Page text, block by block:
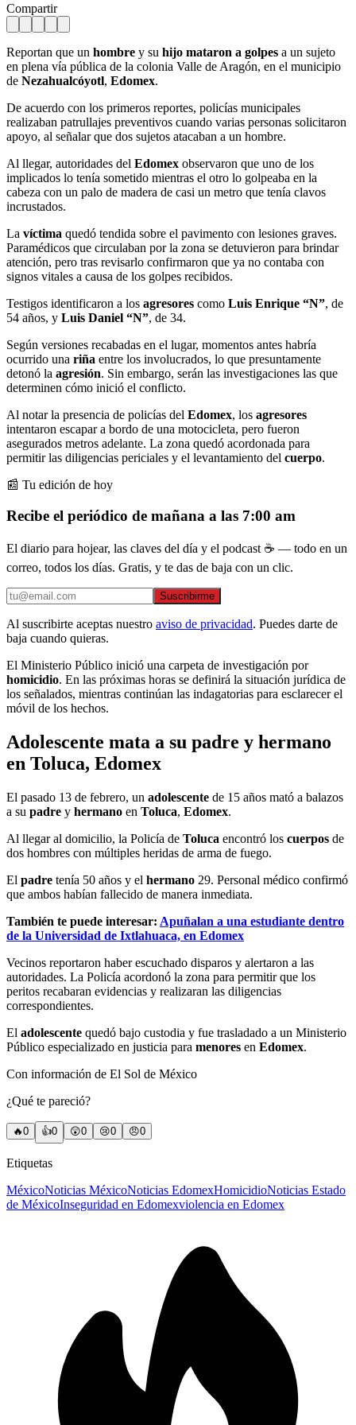
Compartir
Reportan que un hombre y su hijo mataron a golpes a un sujeto
en plena vía pública de la colonia Valle de Aragón, en el municipio
de Nezahualcóyotl, Edomex.
De acuerdo con los primeros reportes, policías municipales
realizaban patrullajes preventivos cuando varias personas solicitaron
apoyo, al señalar que dos sujetos atacaban a un hombre.
Al llegar, autoridades del Edomex observaron que uno de los
implicados lo tenía sometido mientras el otro lo golpeaba en la
cabeza con un palo de madera de casi un metro que tenía clavos
incrustados.
La víctima quedó tendida sobre el pavimento con lesiones graves.
Paramédicos que circulaban por la zona se detuvieron para brindar
atención, pero tras revisarlo confirmaron que ya no contaba con
signos vitales a causa de los golpes recibidos.
Testigos identificaron a los agresores como Luis Enrique “N”, de
54 años, y Luis Daniel “N”, de 34.
Según versiones recabadas en el lugar, momentos antes habría
ocurrido una riña entre los involucrados, lo que presuntamente
detonó la agresión. Sin embargo, serán las investigaciones las que
determinen cómo inició el conflicto.
Al notar la presencia de policías del Edomex, los agresores
intentaron escapar a bordo de una motocicleta, pero fueron
asegurados metros adelante. La zona quedó acordonada para
permitir las diligencias periciales y el levantamiento del cuerpo.
📰 Tu edición de hoy
Recibe el periódico de mañana a las 7:00 am
El diario para hojear, las claves del día y el podcast ☕ — todo en un
correo, todos los días. Gratis, y te das de baja con un clic.
Suscribirme
Al suscribirte aceptas nuestro aviso de privacidad. Puedes darte de
baja cuando quieras.
El Ministerio Público inició una carpeta de investigación por
homicidio. En las próximas horas se definirá la situación jurídica de
los señalados, mientras continúan las indagatorias para esclarecer el
móvil de los hechos.
Adolescente mata a su padre y hermano
en Toluca, Edomex
El pasado 13 de febrero, un adolescente de 15 años mató a balazos
a su padre y hermano en Toluca, Edomex.
Al llegar al domicilio, la Policía de Toluca encontró los cuerpos de
dos hombres con múltiples heridas de arma de fuego.
El padre tenía 50 años y el hermano 29. Personal médico confirmó
que ambos habían fallecido de manera inmediata.
También te puede interesar: Apuñalan a una estudiante dentro
de la Universidad de Ixtlahuaca, en Edomex
Vecinos reportaron haber escuchado disparos y alertaron a las
autoridades. La Policía acordonó la zona para permitir que los
peritos recabaran evidencias y realizaran las diligencias
correspondientes.
El adolescente quedó bajo custodia y fue trasladado a un Ministerio
Público especializado en justicia para menores en Edomex.
Con información de El Sol de México
¿Qué te pareció?
🔥0 👍0 😲0 😢0 😠0
Etiquetas
MéxicoNoticias MéxicoNoticias EdomexHomicidioNoticias Estado
de MéxicoInseguridad en Edomexviolencia en Edomex